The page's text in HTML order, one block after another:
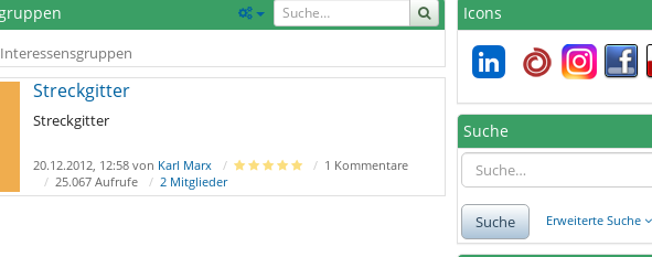
Interessensgruppen
Streckgitter
Streckgitter
20.12.2012, 12:58 von Karl Marx
1 Kommentare
25.067 Aufrufe
2 Mitglieder
Icons
Suche
Suche Erweiterte Suche